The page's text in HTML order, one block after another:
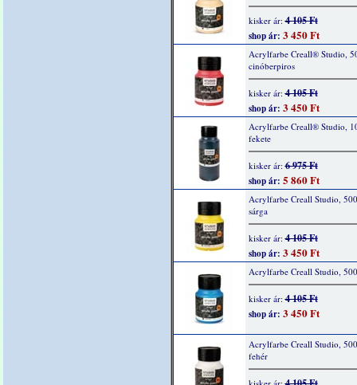
kisker ár:4 105 Ft
shop ár: 3 450 Ft
Acrylfarbe Creall® Studio,
cinóberpiros
kisker ár:4 105 Ft
shop ár: 3 450 Ft
Acrylfarbe Creall® Studio,
fekete
kisker ár:6 975 Ft
shop ár: 5 860 Ft
Acrylfarbe Creall Studio,
sárga
kisker ár:4 105 Ft
shop ár: 3 450 Ft
Acrylfarbe Creall Studio,
kisker ár:4 105 Ft
shop ár: 3 450 Ft
Acrylfarbe Creall Studio,
fehér